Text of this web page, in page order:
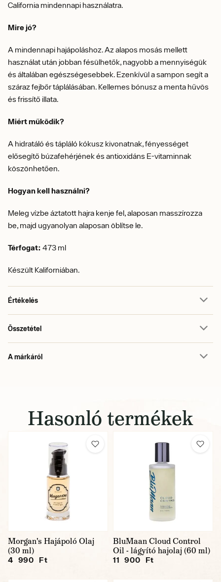
California mindennapi használatra.
Mire jó?
A mindennapi hajápoláshoz. Az alapos mosás mellett
használat után jobban fésülhetők, nagyobb a mennyiségük
és általában egészségesebbek. Ezenkívül a sampon segít a
száraz fejbőr táplálásában. Kellemes bónusz a menta hűvös
és frissítő illata.
Miért működik?
A hidratáló és tápláló kókusz kivonatnak, fényességet
elősegítő búzafehérjének és antioxidáns E-vitaminnak
köszönhetően.
Hogyan kell használni?
Meleg vízbe áztatott hajra kenje fel, alaposan masszírozza
be, majd ugyanolyan alaposan öblítse le.
Térfogat: 473 ml
Készült Kaliforniában.
Értékelés
Összetétel
A márkáról
Hasonló termékek
Morgan's Hajápoló Olaj
(30 ml)
4 990 Ft
BluMaan Cloud Control
Oil - lágyító hajolaj (60 ml)
11 900 Ft